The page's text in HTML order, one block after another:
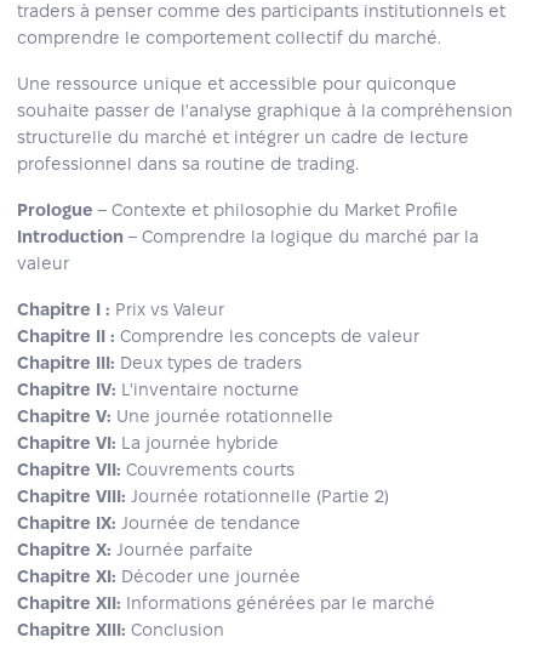
traders à penser comme des participants institutionnels et
comprendre le comportement collectif du marché.
Une ressource unique et accessible pour quiconque
souhaite passer de l'analyse graphique à la compréhension
structurelle du marché et intégrer un cadre de lecture
professionnel dans sa routine de trading.
Prologue – Contexte et philosophie du Market Profile
Introduction – Comprendre la logique du marché par la
valeur
Chapitre I : Prix vs Valeur
Chapitre II : Comprendre les concepts de valeur
Chapitre III: Deux types de traders
Chapitre IV: L'inventaire nocturne
Chapitre V: Une journée rotationnelle
Chapitre VI: La journée hybride
Chapitre VII: Couvrements courts
Chapitre VIII: Journée rotationnelle (Partie 2)
Chapitre IX: Journée de tendance
Chapitre X: Journée parfaite
Chapitre XI: Décoder une journée
Chapitre XII: Informations générées par le marché
Chapitre XIII: Conclusion